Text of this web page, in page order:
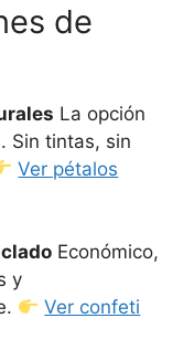
de
La opción
Sin tintas, sin
Ver pétalos
Económico,
y
Ver confeti